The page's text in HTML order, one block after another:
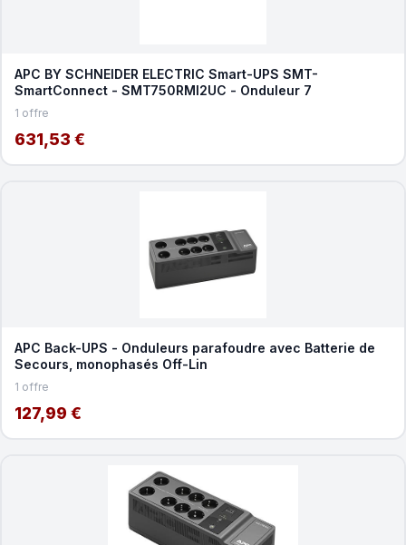
APC BY SCHNEIDER ELECTRIC Smart-UPS SMT-
SmartConnect - SMT750RMI2UC - Onduleur 7
1 offre
631,53 €
APC Back-UPS - Onduleurs parafoudre avec Batterie de
Secours, monophasés Off-Lin
1 offre
127,99 €